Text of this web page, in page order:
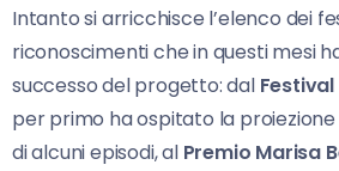
Intanto si arricchisce l’elenco dei
riconoscimenti che in questi mesi
successo del progetto: dalFestival
per primo ha ospitato la
di alcuni episodi, alPremio Marisa